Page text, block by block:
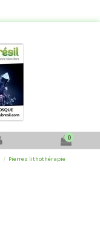
0
Pierres lithothérapie